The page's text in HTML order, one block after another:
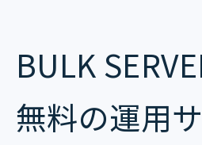
BULK
無料の運用